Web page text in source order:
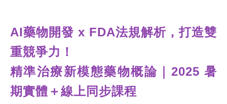
AI藥物開發 x FDA法規解析，打造雙
重競爭力！
精準治療新模態藥物概論｜2025 暑
期實體＋線上同步課程